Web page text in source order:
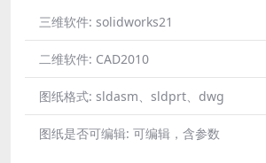
三维软件: solidworks21
二维软件: CAD2010
图纸格式: sldasm、sldprt、dwg
图纸是否可编辑: 可编辑，含参数